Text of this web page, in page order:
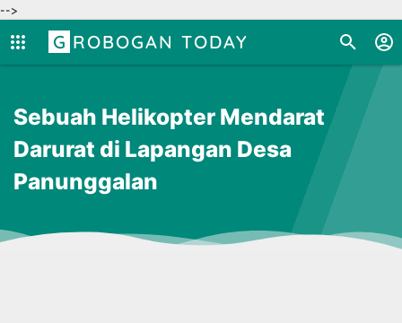
-->
GROBOGAN TODAY
Sebuah Helikopter Mendarat
Darurat di Lapangan Desa
Panunggalan